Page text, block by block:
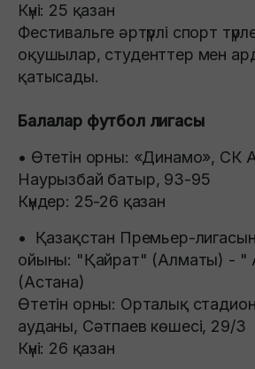
Күні: 25 қазан
Фестивальге әртүрлі спорт
оқушылар, студенттер мен
қатысады.
Балалар футбол лигасы
• Өтетін орны: «Динамо», СК
Наурызбай батыр, 93-95
Күндер: 25-26 қазан
• Қазақстан Премьер-
ойыны: "Қайрат" (Алматы) - "
(Астана)
Өтетін орны: Орталық
ауданы, Сәтпаев көшесі, 29/3
Күні: 26 қазан